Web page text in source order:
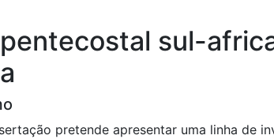
sul-
pretende apresentar uma linha de